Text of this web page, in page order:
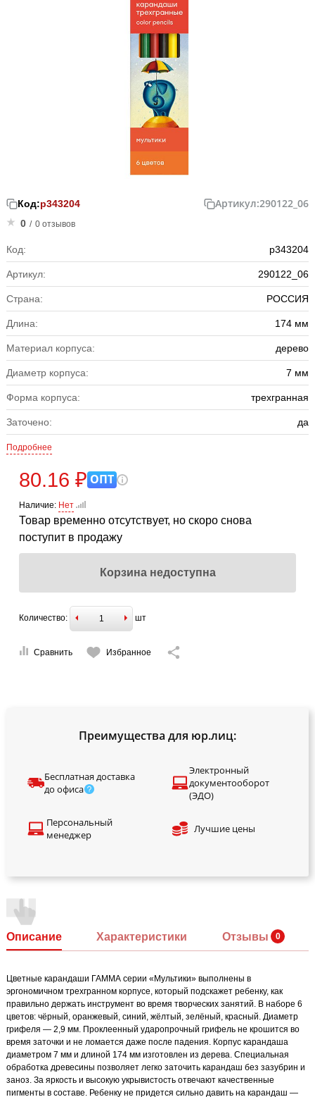
Код:р343204 Артикул:290122_06
0 / 0 отзывов
Код: р343204
Артикул: 290122_06
Страна: РОССИЯ
Длина: 174 мм
Материал корпуса: дерево
Диаметр корпуса: 7 мм
Форма корпуса: трехгранная
Заточено: да
Подробнее
80.16 ₽ ОПТ
Наличие: Нет
Товар временно отсутствует, но скоро снова
поступит в продажу
Корзина недоступна
Количество: шт
Сравнить Избранное
Преимущества для юр.лиц:
Бесплатная доставка
до офиса
Электронный
документооборот
(ЭДО)
Персональный
менеджер
Лучшие цены
Описание Характеристики Отзывы
Цветные карандаши ГАММА серии «Мультики» выполнены в
эргономичном трехгранном корпусе, который подскажет ребенку, как
правильно держать инструмент во время творческих занятий. В наборе 6
цветов: чёрный, оранжевый, синий, жёлтый, зелёный, красный. Диаметр
грифеля — 2,9 мм. Проклеенный ударопрочный грифель не крошится во
время заточки и не ломается даже после падения. Корпус карандаша
диаметром 7 мм и длиной 174 мм изготовлен из дерева. Специальная
обработка древесины позволяет легко заточить карандаш без зазубрин и
заноз. За яркость и высокую укрывистость отвечают качественные
пигменты в составе. Ребенку не придется сильно давить на карандаш —